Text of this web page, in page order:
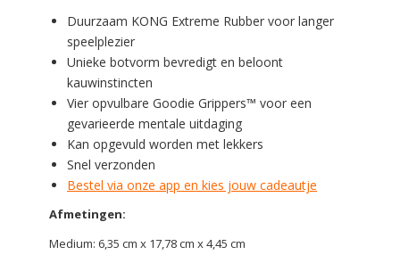
Duurzaam KONG Extreme Rubber voor langer
speelplezier
Unieke botvorm bevredigt en beloont
kauwinstincten
Vier opvulbare Goodie Grippers™ voor een
gevarieerde mentale uitdaging
Kan opgevuld worden met lekkers
Snel verzonden
Bestel via onze app en kies jouw cadeautje
Afmetingen:
Medium: 6,35 cm x 17,78 cm x 4,45 cm